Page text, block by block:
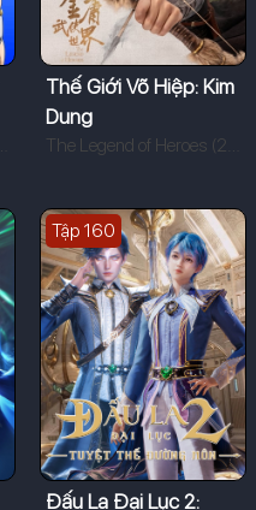
Kinnikuman Perfect Origin Arc (2024)
Thế Giới Võ Hiệp: Kim
Dung
The Legend of Heroes (2024)
Tập 160
Đấu La Đại Lục 2: